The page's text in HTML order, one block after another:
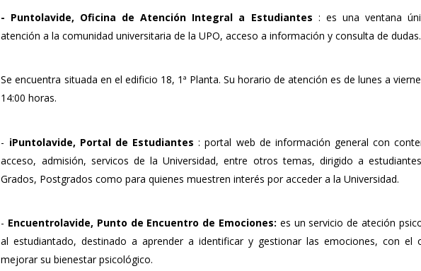
- Puntolavide, Oficina de Atención Integral a Estudiantes : es una ventana
atención a la comunidad universitaria de la UPO, acceso a información y consulta de dudas.
Se encuentra situada en el edificio 18, 1ª Planta. Su horario de atención es de lunes a
14:00 horas.
- iPuntolavide, Portal de Estudiantes: portal web de información general con
acceso, admisión, servicos de la Universidad, entre otros temas, dirigido a
Grados, Postgrados como para quienes muestren interés por acceder a la Universidad.
- Encuentrolavide, Punto de Encuentro de Emociones: es un servicio de ateción
al estudiantado, destinado a aprender a identificar y gestionar las emociones, con el
mejorar su bienestar psicológico.